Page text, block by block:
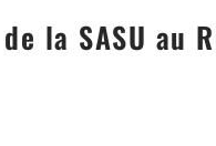
la SASU au